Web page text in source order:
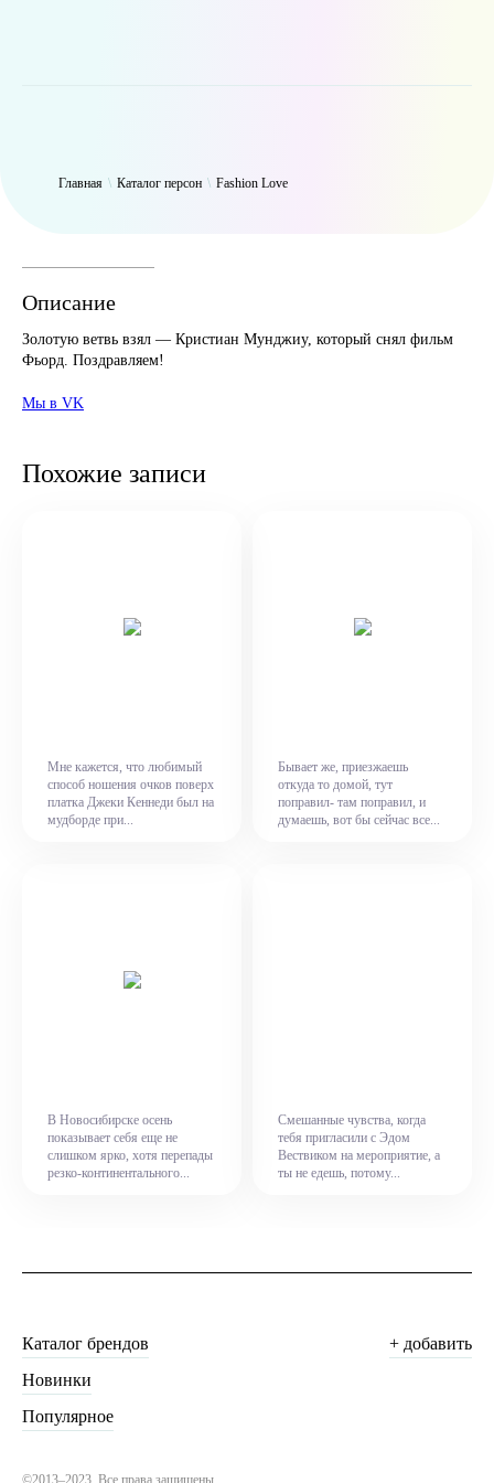
Главная \ Каталог персон \ Fashion Love
Описание
Золотую ветвь взял — Кристиан Мунджиу, который снял фильм
Фьорд. Поздравляем!
Мы в VK
Похожие записи
Мне кажется, что любимый
способ ношения очков поверх
платка Джеки Кеннеди был на
мудборде при...
Бывает же, приезжаешь
откуда то домой, тут
поправил- там поправил, и
думаешь, вот бы сейчас все...
В Новосибирске осень
показывает себя еще не
слишком ярко, хотя перепады
резко-континентального...
Смешанные чувства, когда
тебя пригласили с Эдом
Вествиком на мероприятие, а
ты не едешь, потому...
Каталог брендов
Новинки
Популярное
+ добавить
©2013–2023. Все права защищены.